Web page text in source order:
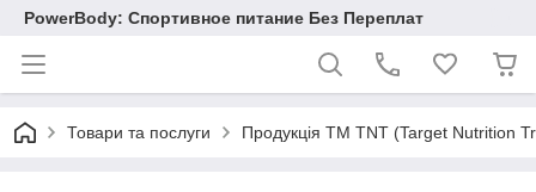
PowerBody: Спортивное питание Без Переплат
Товари та послуги Продукція TM TNT (Target Nutrition